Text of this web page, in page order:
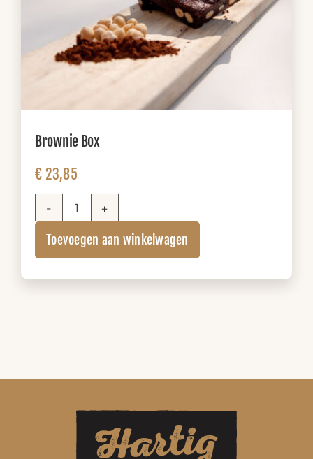
Brownie Box
€ 23,85
Brownie
aantal
Toevoegen aan winkelwagen